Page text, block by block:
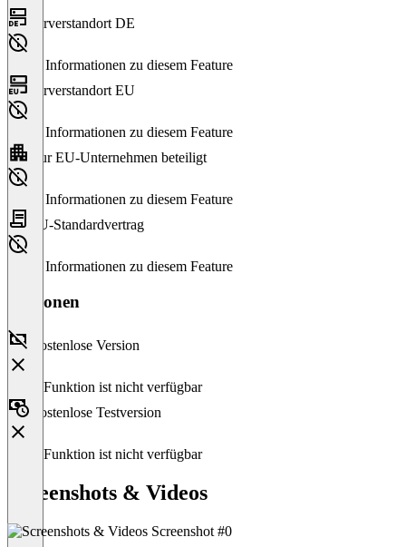
Serverstandort DE
Keine Informationen zu diesem Feature
Serverstandort EU
Keine Informationen zu diesem Feature
Nur EU-Unternehmen beteiligt
Keine Informationen zu diesem Feature
EU-Standardvertrag
Keine Informationen zu diesem Feature
Versionen
Kostenlose Version
Diese Funktion ist nicht verfügbar
Kostenlose Testversion
Diese Funktion ist nicht verfügbar
Screenshots & Videos